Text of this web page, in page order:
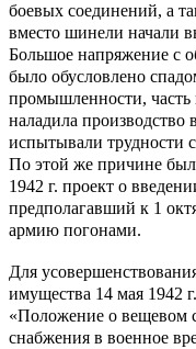
боевых соединений, а
вместо шинели начали
Большое напряжение с
было обусловлено
промышленности, часть
наладила производство
испытывали трудности
По этой же причине
1942 г. проект о
предполагавший к 1
армию погонами.
Для
имущества 14 мая 1942
«Положение о вещевом
снабжения в военное